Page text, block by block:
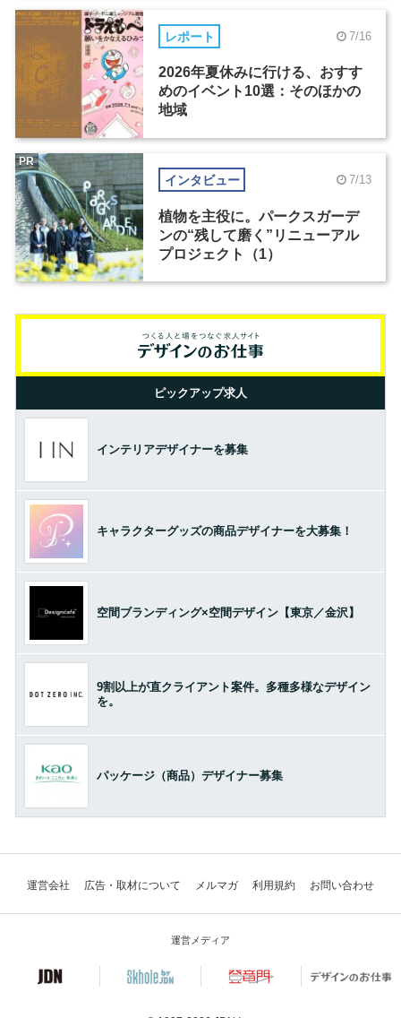
レポート 7/16
2026年夏休みに行ける、おすす
めのイベント10選：そのほかの
地域
インタビュー 7/13
植物を主役に。パークスガーデ
ンの“残して磨く”リニューアル
プロジェクト（1）
PR
ピックアップ求人
インテリアデザイナーを募集
キャラクターグッズの商品デザイナーを大募集！
空間ブランディング×空間デザイン【東京／金沢】
9割以上が直クライアント案件。多種多様なデザイン
を。
パッケージ（商品）デザイナー募集
運営会社 広告・取材について メルマガ 利用規約 お問い合わせ
運営メディア